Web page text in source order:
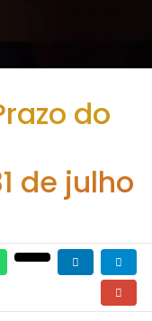
do
de julho